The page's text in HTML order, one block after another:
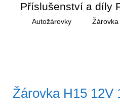
Příslušenství a díly
Autožárovky Žárovka
Žárovka H15 12V